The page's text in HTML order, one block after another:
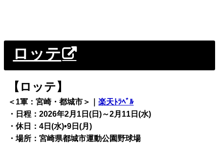
ロッテ
【ロッテ】
＜1軍：宮崎・都城市＞｜楽天ﾄﾗﾍﾞﾙ
・日程：2026年2月1日(日)～2月11日(水)
・休日：4日(水)•9日(月)
・場所：宮崎県都城市運動公園野球場